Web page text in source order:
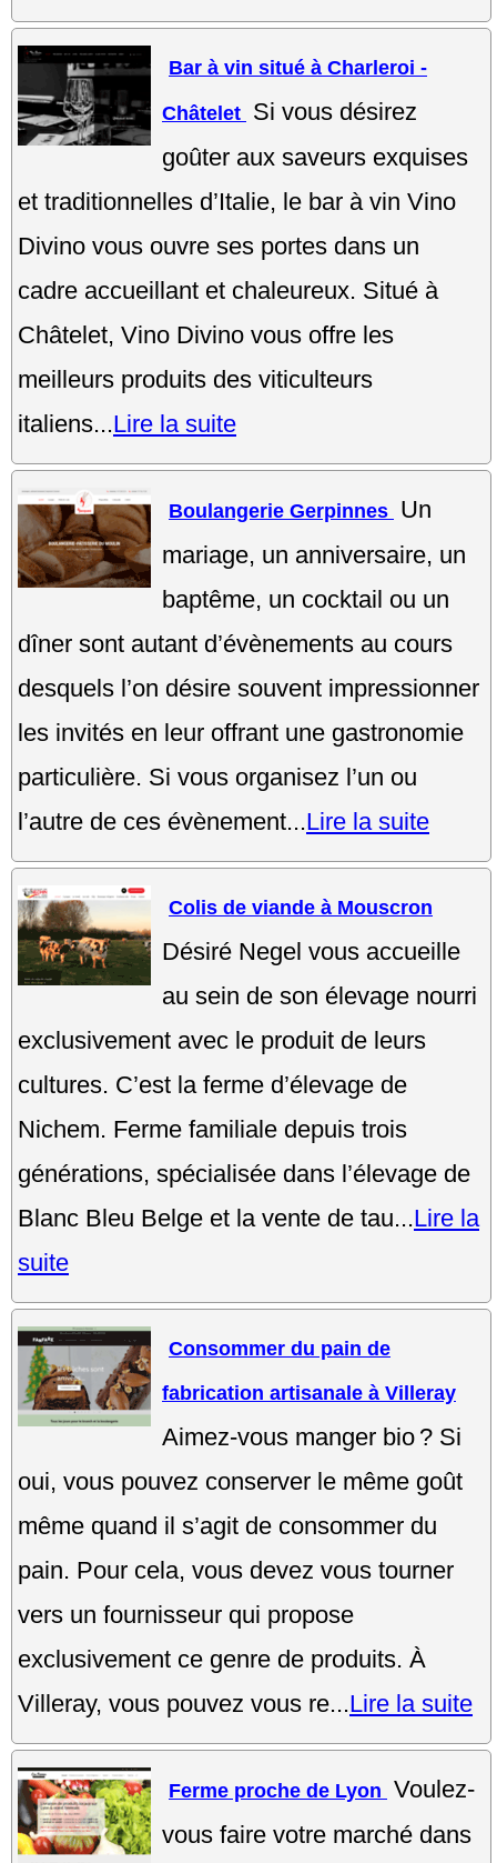
Bar à vin situé à Charleroi -
Châtelet Si vous désirez
goûter aux saveurs exquises
et traditionnelles d’Italie, le bar à vin Vino
Divino vous ouvre ses portes dans un
cadre accueillant et chaleureux. Situé à
Châtelet, Vino Divino vous offre les
meilleurs produits des viticulteurs
italiens...Lire la suite
Boulangerie Gerpinnes Un
mariage, un anniversaire, un
baptême, un cocktail ou un
dîner sont autant d’évènements au cours
desquels l’on désire souvent impressionner
les invités en leur offrant une gastronomie
particulière. Si vous organisez l’un ou
l’autre de ces évènement...Lire la suite
Colis de viande à Mouscron
Désiré Negel vous accueille
au sein de son élevage nourri
exclusivement avec le produit de leurs
cultures. C’est la ferme d’élevage de
Nichem. Ferme familiale depuis trois
générations, spécialisée dans l’élevage de
Blanc Bleu Belge et la vente de tau...Lire la
suite
Consommer du pain de
fabrication artisanale à Villeray
Aimez-vous manger bio ? Si
oui, vous pouvez conserver le même goût
même quand il s’agit de consommer du
pain. Pour cela, vous devez vous tourner
vers un fournisseur qui propose
exclusivement ce genre de produits. À
Villeray, vous pouvez vous re...Lire la suite
Ferme proche de Lyon Voulez-
vous faire votre marché dans